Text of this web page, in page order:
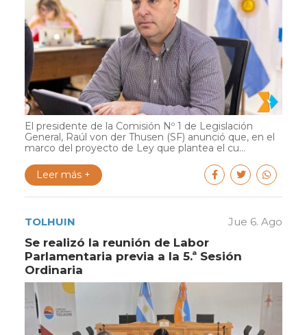
El presidente de la Comisión Nº 1 de Legislación
General, Raúl von der Thusen (SF) anunció que, en el
marco del proyecto de Ley que plantea el cu...
Leer más +
TOLHUIN Jue 6. Ago
Se realizó la reunión de Labor
Parlamentaria previa a la 5.ª Sesión
Ordinaria